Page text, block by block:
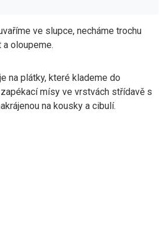
ve slupce, necháme trochu
a oloupeme.
na plátky, které klademe do
mísy ve vrstvách střídavě s
na kousky a cibulí.